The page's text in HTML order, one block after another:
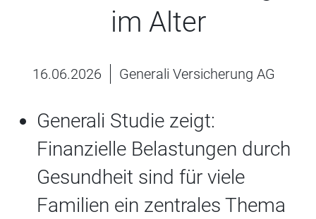
im Alter
16.06.2026 Generali Versicherung AG
Generali Studie zeigt:
Finanzielle Belastungen durch
Gesundheit sind für viele
Familien ein zentrales Thema